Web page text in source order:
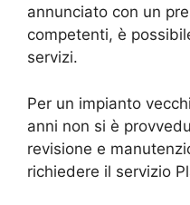
annunciato con un
competenti, è
servizi.
Per un impianto
anni non si è
revisione e
richiedere il servizio